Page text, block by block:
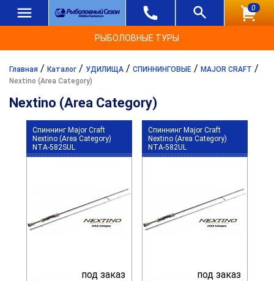
0
РЫБОЛОВНЫЕ ТУРЫ
Главная / Каталог / УДИЛИЩА / СПИННИНГОВЫЕ / MAJOR CRAFT /
Nextino (Area Category)
Nextino (Area Category)
Спиннинг Major Craft
Nextino (Area Category)
NTA-582SUL
под заказ
Спиннинг Major Craft
Nextino (Area Category)
NTA-582UL
под заказ